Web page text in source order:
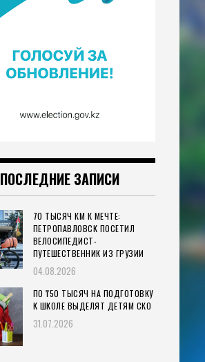
ПОСЛЕДНИЕ ЗАПИСИ
70 ТЫСЯЧ КМ К МЕЧТЕ:
ПЕТРОПАВЛОВСК ПОСЕТИЛ
ВЕЛОСИПЕДИСТ-
ПУТЕШЕСТВЕННИК ИЗ ГРУЗИИ
04.08.2026
ПО ₸50 ТЫСЯЧ НА ПОДГОТОВКУ
К ШКОЛЕ ВЫДЕЛЯТ ДЕТЯМ СКО
31.07.2026